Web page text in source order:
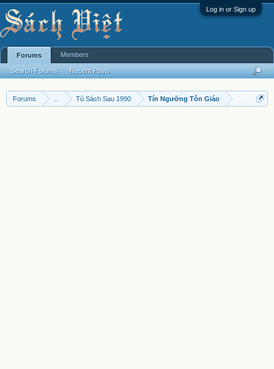
Log in or Sign up
Forums Tủ Sách Sau 1990 Tín Ngưỡng Tôn Giáo
Forums
Search Forums Recent Posts
Members